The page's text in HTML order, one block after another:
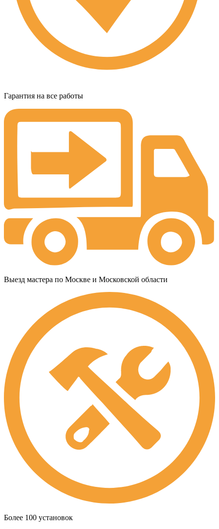
Гарантия на все работы
Выезд мастера по Москве и Московской области
Более 100 установок